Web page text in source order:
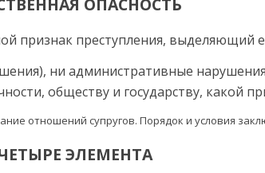
признак престу­пления, выделяющий
ни администра­тивные
обществу и государ­ству, какой
ЭЛЕМЕНТА